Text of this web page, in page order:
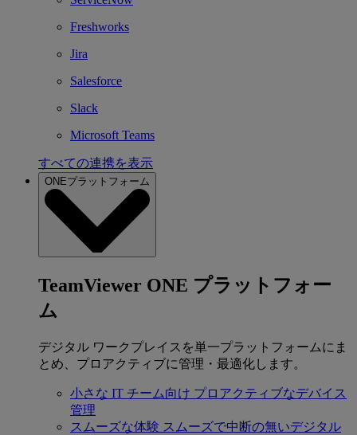
Freshworks
Jira
Salesforce
Slack
Microsoft Teams
すべての連携を表示
ONEプラットフォーム
TeamViewer ONE プラットフォー
ム
デジタル ワークプレイスを単一プラットフォームにま
とめ、プロアクティブに管理・最適化します。
小さな IT チーム向け プロアクティブなデバイス
管理
スムーズな体験 スムーズで中断の無いデジタル